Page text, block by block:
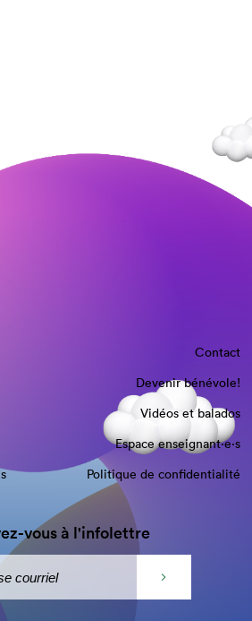
Contact
Devenir bénévole!
Vidéos et balados
Espace enseignant·e⋅s
Politique de confidentialité
vous à l'infolettre